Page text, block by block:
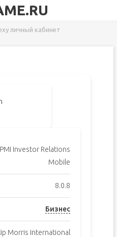
личный кабинет
PMI Investor Relations
Mobile
8.0.8
Бизнес
Morris International